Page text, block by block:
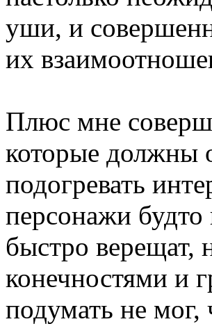
уши, и
их
Плюс мне
которые должны
подогревать
персонажи будто
быстро верещат,
конечностями и
подумать не мог,